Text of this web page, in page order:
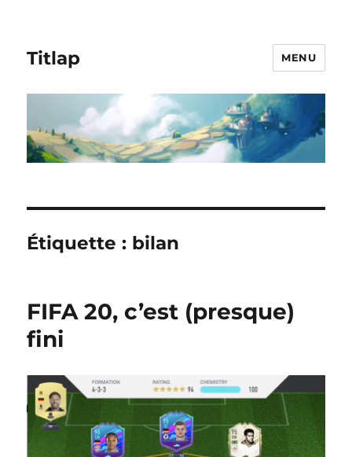
Titlap MENU
Étiquette : bilan
FIFA 20, c’est (presque)
fini